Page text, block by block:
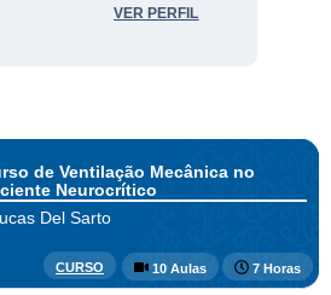
VER PERFIL
de Ventilação Mecânica no
Neurocrítico
Del Sarto
CURSO 10 Aulas 7 Horas